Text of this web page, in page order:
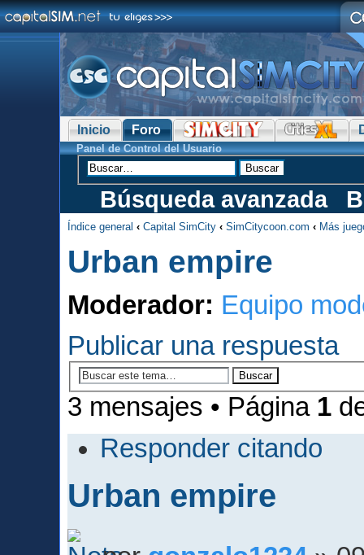
Inicio Foro
Panel de Control del Usuario
Búsqueda avanzada
Índice general ‹ Capital SimCity ‹ SimCitycoon.com ‹ Más
Urban empire
Moderador: Equipo
Publicar una respuesta
3 mensajes • Página 1
Responder citando
Urban empire